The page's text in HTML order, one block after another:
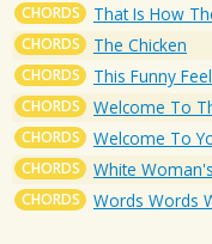
CHORDS That Is How
CHORDS The Chicken
CHORDS This Funny
CHORDS Welcome To
CHORDS Welcome To
CHORDS White
CHORDS Words Words